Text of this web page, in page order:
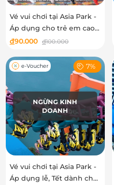
Vé vui chơi tại Asia Park -
Áp dụng cho trẻ em cao
từ 1m đến dưới 1m4
đ90.000 đ100.000
NGỪNG KINH
DOANH
e-Voucher 7%
Vé vui chơi tại Asia Park -
Áp dụng lễ, Tết dành cho